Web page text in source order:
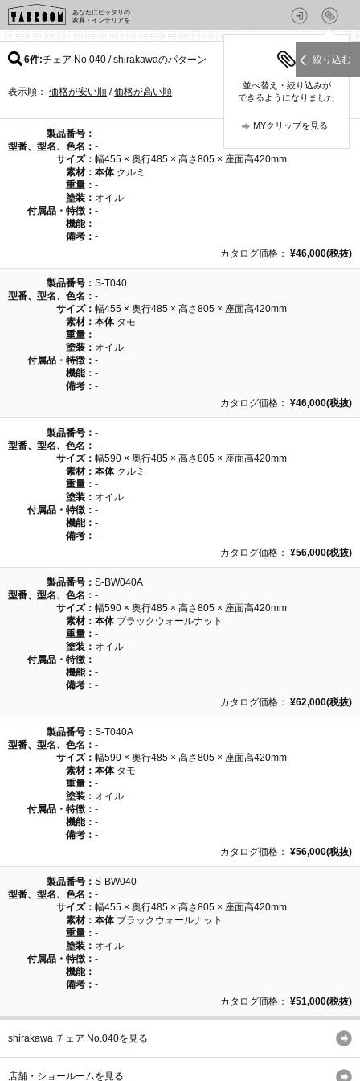
あなたにピッタリの
家具・インテリアを
並べ替え・絞り込みが
できるようになりました
MYクリップを見る
絞り込む
6件 チェア No.040 / shirakawaのパターン
表示順： 価格が安い順 /価格が高い順
製品番号： -
型番、型名、色名： -
サイズ： 幅455 × 奥行485 × 高さ805 × 座面高420mm
素材： 本体クルミ
重量： -
塗装： オイル
付属品・特徴： -
機能： -
備考： -
カタログ価格： ¥46,000(税抜)
製品番号： S-T040
型番、型名、色名： -
サイズ： 幅455 × 奥行485 × 高さ805 × 座面高420mm
素材： 本体タモ
重量： -
塗装： オイル
付属品・特徴： -
機能： -
備考： -
カタログ価格： ¥46,000(税抜)
製品番号： -
型番、型名、色名： -
サイズ： 幅590 × 奥行485 × 高さ805 × 座面高420mm
素材： 本体クルミ
重量： -
塗装： オイル
付属品・特徴： -
機能： -
備考： -
カタログ価格： ¥56,000(税抜)
製品番号： S-BW040A
型番、型名、色名： -
サイズ： 幅590 × 奥行485 × 高さ805 × 座面高420mm
素材： 本体ブラックウォールナット
重量： -
塗装： オイル
付属品・特徴： -
機能： -
備考： -
カタログ価格： ¥62,000(税抜)
製品番号： S-T040A
型番、型名、色名： -
サイズ： 幅590 × 奥行485 × 高さ805 × 座面高420mm
素材： 本体タモ
重量： -
塗装： オイル
付属品・特徴： -
機能： -
備考： -
カタログ価格： ¥56,000(税抜)
製品番号： S-BW040
型番、型名、色名： -
サイズ： 幅455 × 奥行485 × 高さ805 × 座面高420mm
素材： 本体ブラックウォールナット
重量： -
塗装： オイル
付属品・特徴： -
機能： -
備考： -
カタログ価格： ¥51,000(税抜)
shirakawa チェア No.040を見る
店舗・ショールームを見る